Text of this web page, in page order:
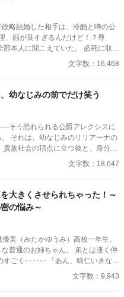
略結婚した相手は、冷酷と噂の公
る脳内実況を止めるたび、旦那様は
い新婚生活、開幕。
文字数：16,468
幼なじみの前でだけ笑う
そう恐れられる公爵アレクシスに
の
はずの二人なのに、彼は彼女を守
け
”と呼ばれる理由、そして彼女へ
、たっ
文字数：18,647
大きくさせられちゃった！～
の悩み～
普通のお姉ちゃん。 弟とは凄く仲
ん、晴仁いきなり
たち。 で
が来そうなのになかなか来ないの
文字数：9,943